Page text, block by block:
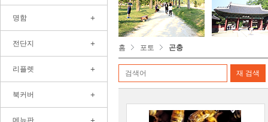
명함 +
전단지 +
리플렛 +
북커버 +
메뉴판
홈 포토 곤충